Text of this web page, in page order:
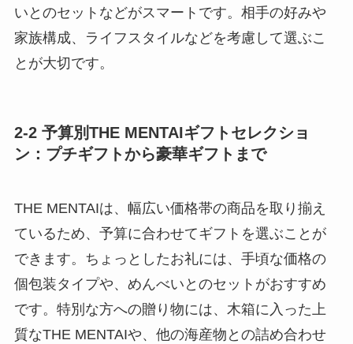
いとのセットなどがスマートです。相手の好みや
家族構成、ライフスタイルなどを考慮して選ぶこ
とが大切です。
2-2 予算別THE MENTAIギフトセレクショ
ン：プチギフトから豪華ギフトまで
THE MENTAIは、幅広い価格帯の商品を取り揃え
ているため、予算に合わせてギフトを選ぶことが
できます。ちょっとしたお礼には、手頃な価格の
個包装タイプや、めんべいとのセットがおすすめ
です。特別な方への贈り物には、木箱に入った上
質なTHE MENTAIや、他の海産物との詰め合わせ